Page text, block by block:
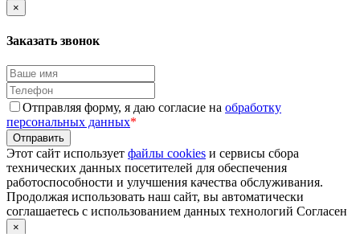
×
Заказать звонок
Отправляя форму, я даю согласие на обработку
персональных данных*
Этот сайт использует файлы cookies и сервисы сбора
технических данных посетителей для обеспечения
работоспособности и улучшения качества обслуживания.
Продолжая использовать наш сайт, вы автоматически
соглашаетесь с использованием данных технологий Согласен
×